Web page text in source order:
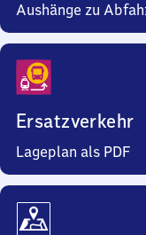
Aushänge zu
Ersatzverkehr
Lageplan als PDF